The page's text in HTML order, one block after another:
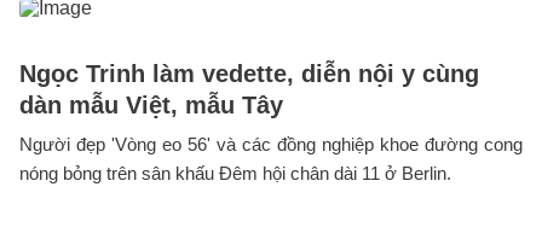
Ngọc Trinh làm vedette, diễn nội y cùng
dàn mẫu Việt, mẫu Tây
Người đẹp 'Vòng eo 56' và các đồng nghiệp khoe đường cong
nóng bỏng trên sân khấu Đêm hội chân dài 11 ở Berlin.